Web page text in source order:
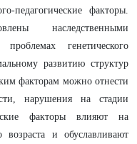
педагогические факторы.
наследственными
генетического
развитию структур
факторам можно отнести
нарушения на стадии
факторы влияют на
и обуславливают